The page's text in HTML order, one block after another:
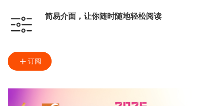
简易介面，让你随时随地轻松阅读
订阅